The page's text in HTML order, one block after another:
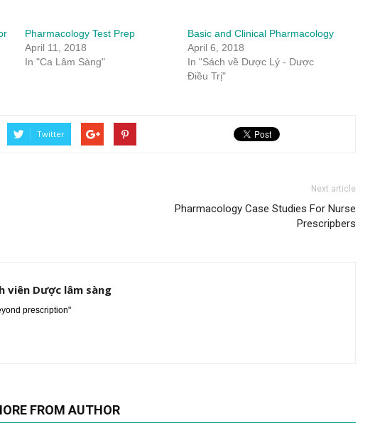
Pharmacology Test Prep
April 11, 2018
In "Ca Lâm Sàng"
Basic and Clinical Pharmacology
April 6, 2018
In "Sách về Dược Lý - Dược
Điều Trị"
Twitter
Next article
Pharmacology Case Studies For Nurse
Prescripbers
viên Dược lâm sàng
prescription"
FROM AUTHOR